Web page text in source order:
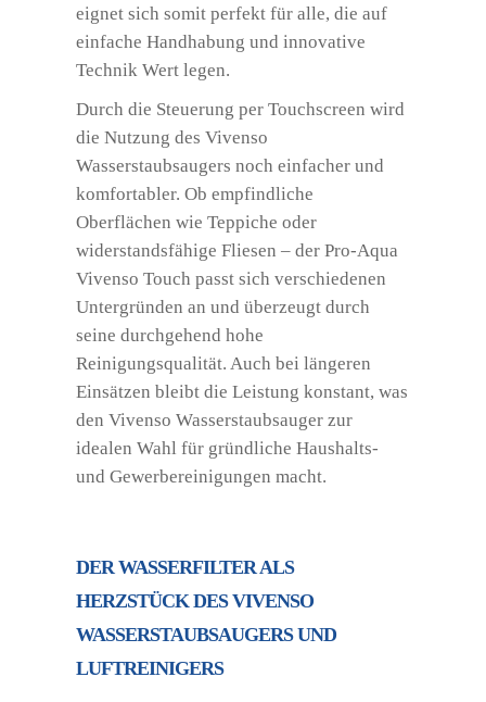
eignet sich somit perfekt für alle, die auf
einfache Handhabung und innovative
Technik Wert legen.
Durch die Steuerung per Touchscreen wird
die Nutzung des Vivenso
Wasserstaubsaugers noch einfacher und
komfortabler. Ob empfindliche
Oberflächen wie Teppiche oder
widerstandsfähige Fliesen – der Pro-Aqua
Vivenso Touch passt sich verschiedenen
Untergründen an und überzeugt durch
seine durchgehend hohe
Reinigungsqualität. Auch bei längeren
Einsätzen bleibt die Leistung konstant, was
den Vivenso Wasserstaubsauger zur
idealen Wahl für gründliche Haushalts-
und Gewerbereinigungen macht.
DER WASSERFILTER ALS
HERZSTÜCK DES VIVENSO
WASSERSTAUBSAUGERS UND
LUFTREINIGERS